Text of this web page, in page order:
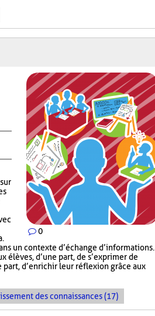
0
un contexte d’échange d’informations.
élèves, d’une part, de s’exprimer de
part, d’enrichir leur réflexion grâce aux
des connaissances (17)